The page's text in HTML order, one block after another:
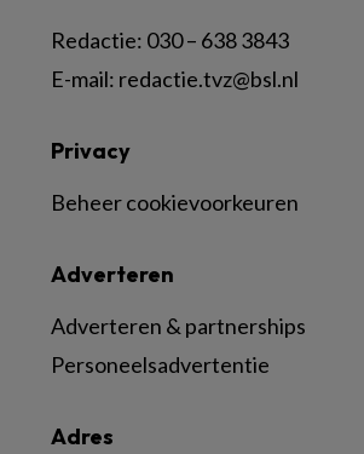
Redactie: 030 – 638 3843
E-mail: redactie.tvz@bsl.nl
Adres
Adverteren
Adverteren & partnerships
Personeelsadvertentie
Privacy
Beheer cookievoorkeuren